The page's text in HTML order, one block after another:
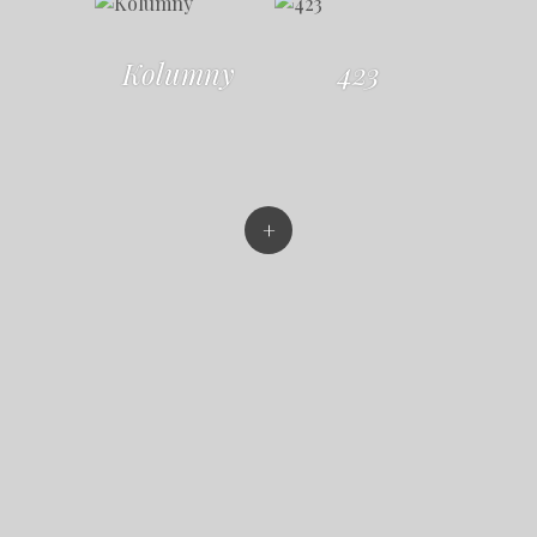
Kolumny 423
+